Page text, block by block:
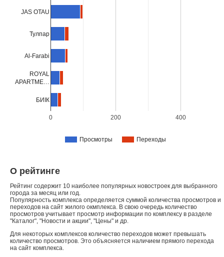
Просмотры Переходы
0 200 400
JAS OTAU
Тулпар
Al-Farabi
ROYAL
APARTME…
БИIК
О рейтинге
Рейтинг содержит 10 наиболее популярных новостроек для выбранного
города за месяц или год.
Популярность комплекса определяется суммой количества просмотров и
переходов на сайт жилого окмплекса. В свою очередь количество
просмотров учитывает просмотр информации по комплексу в разделе
"Каталог", "Новости и акции", "Цены" и др.
Для некоторых комплексов количество переходов может превышать
количество просмотров. Это объясняется наличием прямого перехода
на сайт комплекса.